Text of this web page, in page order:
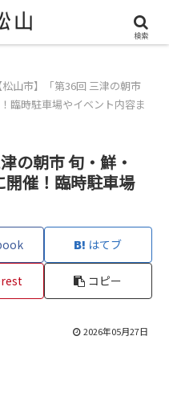
地域情報メディア ／
【松山市】「第36回 三津の朝市
臨時駐車場やイベント内容ま
の朝市 旬・鮮・
催！臨時駐車場
はてブ
コピー
2026年05月27日
検索